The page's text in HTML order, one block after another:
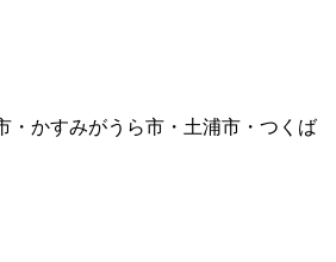
・かすみがうら市・土浦市・つくば